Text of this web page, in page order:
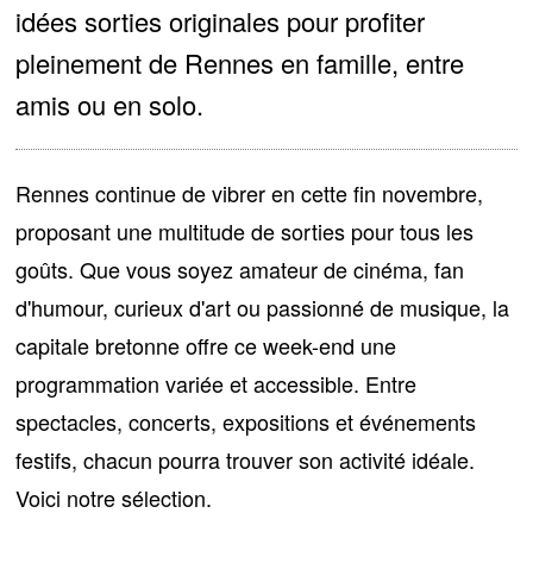
idées sorties originales pour profiter
pleinement de Rennes en famille, entre
amis ou en solo.
Rennes continue de vibrer en cette fin novembre,
proposant une multitude de sorties pour tous les
goûts. Que vous soyez amateur de cinéma, fan
d'humour, curieux d'art ou passionné de musique, la
capitale bretonne offre ce week-end une
programmation variée et accessible. Entre
spectacles, concerts, expositions et événements
festifs, chacun pourra trouver son activité idéale.
Voici notre sélection.